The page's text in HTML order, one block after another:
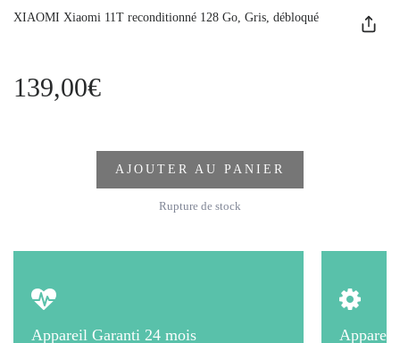
XIAOMI Xiaomi 11T reconditionné 128 Go, Gris, débloqué
139,00€
AJOUTER AU PANIER
Rupture de stock
Appareil Garanti 24 mois Appareil